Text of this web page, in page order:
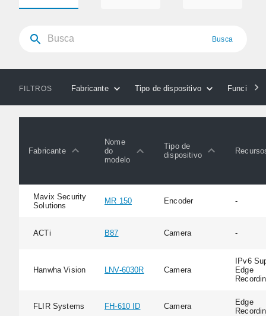
Busca
FILTROS Fabricante Tipo de dispositivo
Fabricante
Nome
do
modelo
Tipo de
dispositivo
Mavix Security
Solutions
MR 150 Encoder -
ACTi B87 Camera -
Hanwha Vision LNV-6030R Camera
IPv6
Edge
FLIR Systems FH-610 ID Camera
Edge